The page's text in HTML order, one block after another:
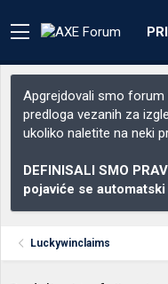
Apgrejdovali smo forum
predloga vezanih za
ukoliko naletite na neki
DEFINISALI SMO
pojaviće se
Luckywinclaims